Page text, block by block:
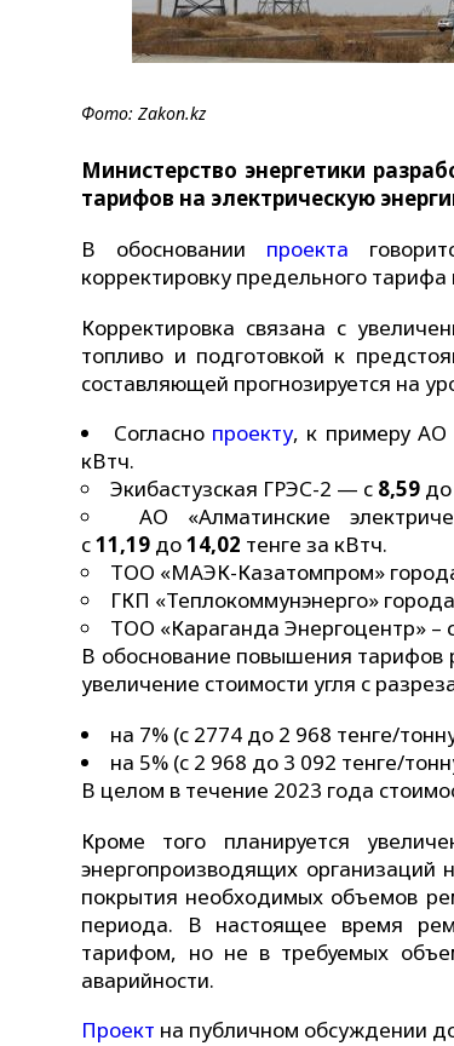
Фото: Zakon.kz
Министерство энергетики
тарифов на электрическую
В обосновании проекта
корректировку предельного
Корректировка связана с
топливо и подготовкой к
составляющей прогнозируется на
Согласно проекту, к примеру АО
кВтч.
Экибастузская ГРЭС-2 — с 8,59
АО «Алматинские
с11,19 до14,02 тенге за кВтч.
ТОО «МАЭК-Казатомпром»
ГКП «Теплокоммунэнерго»
ТОО «Караганда Энергоцентр» –
В обоснование повышения тарифов
увеличение стоимости угля с
на 7% (с 2774 до 2 968 тенге/
на 5% (с 2 968 до 3 092 тенге/
В целом в течение 2023 года
Кроме того планируется
энергопроизводящих
покрытия необходимых объемов
периода. В настоящее время
тарифом, но не в требуемых
аварийности.
Проект на публичном обсуждении